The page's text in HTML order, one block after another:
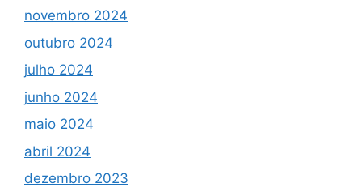
novembro 2024
outubro 2024
julho 2024
junho 2024
maio 2024
abril 2024
dezembro 2023